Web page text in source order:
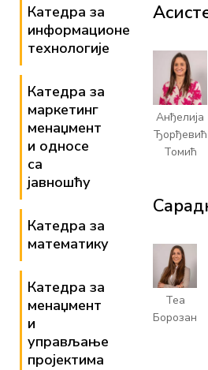
Катедра за
информационе
технологије
Катедра за
маркетинг
менаџмент
и односе
са
јавношћу
Катедра за
математику
Катедра за
менаџмент
и
управљање
пројектима
Анђелија
Ђорђевић
Томић
Теа
Борозан